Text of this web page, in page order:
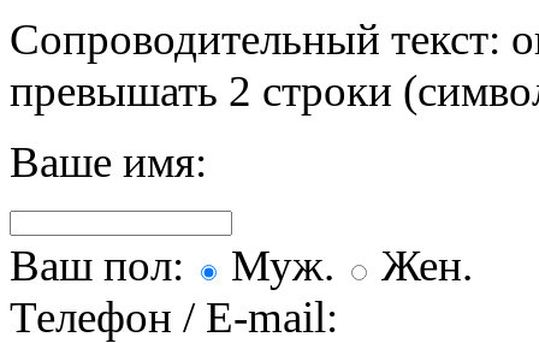
Сопроводительный текст:
превышать 2 строки
Ваше имя:
Ваш пол: Муж.
Жен.
Телефон / E-mail: